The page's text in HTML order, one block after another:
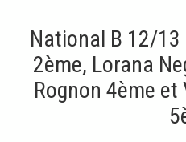
National B 12/
2ème, Lorana
Rognon 4ème